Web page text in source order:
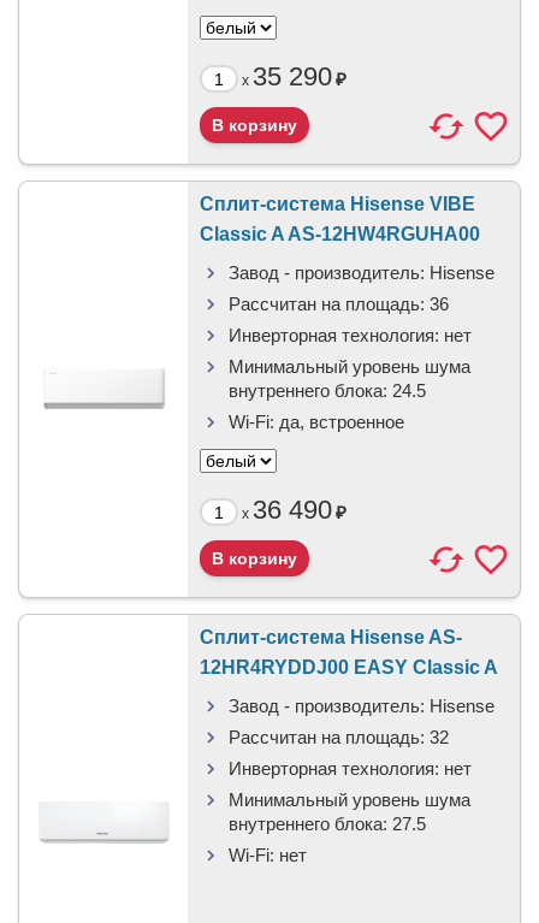
x 35 290₽
Сплит-система Hisense VIBE
Classic A AS-12HW4RGUHA00
Завод - производитель: Hisense
Рассчитан на площадь: 36
Инверторная технология: нет
Минимальный уровень шума
внутреннего блока: 24.5
Wi-Fi: да, встроенное
x 36 490₽
Сплит-система Hisense AS-
12HR4RYDDJ00 EASY Classic A
Завод - производитель: Hisense
Рассчитан на площадь: 32
Инверторная технология: нет
Минимальный уровень шума
внутреннего блока: 27.5
Wi-Fi: нет